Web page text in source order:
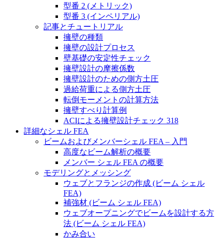
型番 2 (メトリック)
型番 3 (インペリアル)
記事とチュートリアル
擁壁の種類
擁壁の設計プロセス
壁基礎の安定性チェック
擁壁設計の摩擦係数
擁壁設計のための側方土圧
過給荷重による側方土圧
転倒モーメントの計算方法
擁壁すべり計算例
ACIによる擁壁設計チェック 318
詳細なシェル FEA
ビームおよびメンバーシェル FEA – 入門
高度なビーム解析の概要
メンバー シェル FEA の概要
モデリングとメッシング
ウェブとフランジの作成 (ビーム シェル
FEA)
補強材 (ビーム シェル FEA)
ウェブオープニングでビームを設計する方
法 (ビーム シェル FEA)
かみ合い